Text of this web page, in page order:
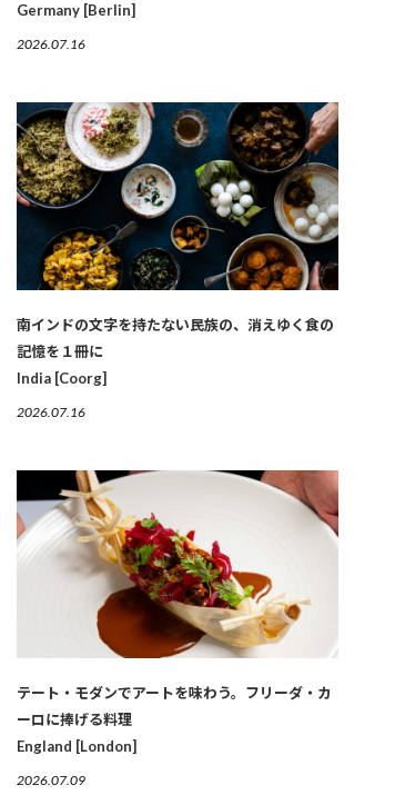
Germany [Berlin]
2026.07.16
南インドの文字を持たない民族の、消えゆく食の
記憶を１冊に
India [Coorg]
2026.07.16
テート・モダンでアートを味わう。フリーダ・カ
ーロに捧げる料理
England [London]
2026.07.09